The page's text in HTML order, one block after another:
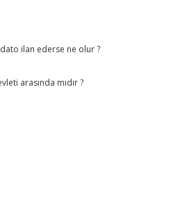
ilan ederse ne olur ?
arasında mıdır ?